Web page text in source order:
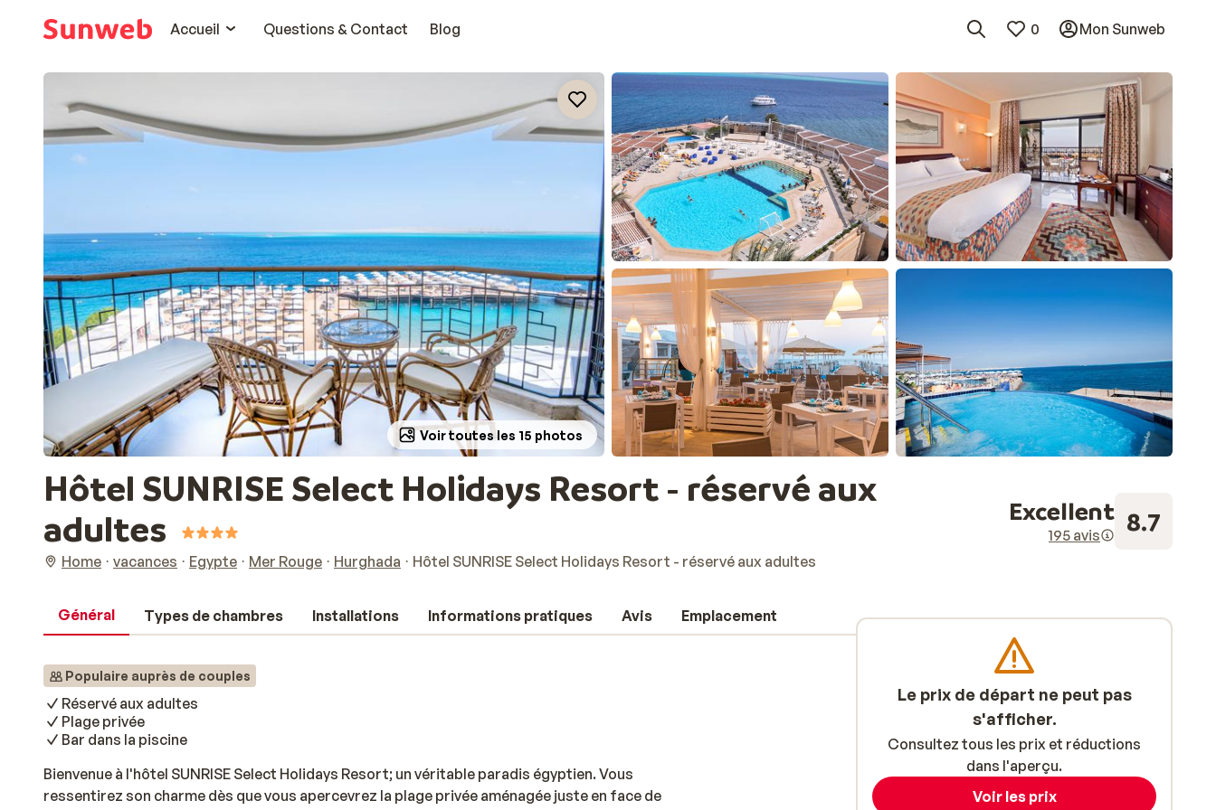
Accueil
Questions & Contact Blog 0 Mon Sunweb
Voir toutes les 15 photos
Hôtel SUNRISE Select Holidays Resort - réservé aux
adultes
Home vacances Egypte Mer Rouge Hurghada Hôtel SUNRISE Select Holidays Resort - réservé aux adultes
Excellent
195 avis 8.7
Général Types de chambres Installations Informations pratiques Avis Emplacement
Populaire auprès de couples
Réservé aux adultes
Plage privée
Bar dans la piscine
Bienvenue à l'hôtel SUNRISE Select Holidays Resort; un véritable paradis égyptien. Vous
ressentirez son charme dès que vous apercevrez la plage privée aménagée juste en face de
Le prix de départ ne peut pas
s'afficher.
Consultez tous les prix et réductions
dans l'aperçu.
Voir les prix